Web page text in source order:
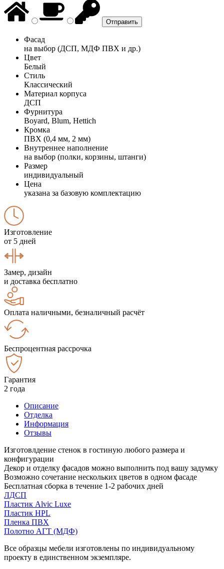
Фасад
на выбор (ДСП, МДФ ПВХ и др.)
Цвет
Белый
Стиль
Классический
Материал корпуса
ДСП
Фурнитура
Boyard, Blum, Hettich
Кромка
ПВХ (0,4 мм, 2 мм)
Внутреннее наполнение
на выбор (полки, корзины, штанги)
Размер
индивидуальный
Цена
указана за базовую комплектацию
Изготовление
от 5 дней
Замер, дизайн
и доставка бесплатно
Оплата наличными, безналичный расчёт
Беспроцентная рассрочка
Гарантия
2 года
Описание
Отделка
Информация
Отзывы
Изготовлдение стенок в гостиную любого размера и
конфигурации
Декор и отделку фасадов можно выполнить под вашу задумку
Возможно сочетание нескольких цветов в одном фасаде
Бесплатная сборка в течение 1-2 рабочих дней
ЛДСП
Пластик Alvic Luxe
Пластик HPL
Пленка ПВХ
Полотно АГТ (МДФ)
Все образцы мебели изготовлены по индивидуальному
проекту в единственном экземпляре.